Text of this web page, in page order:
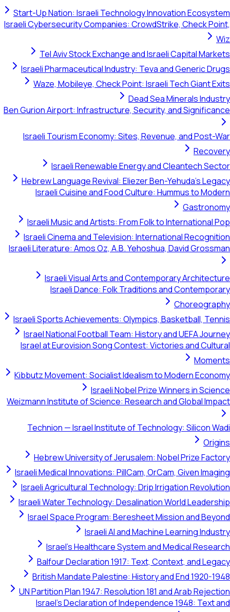
Start-Up Nation: Israeli Technology Innovation
Israeli Cybersecurity Companies: CrowdStrike, Check
Tel Aviv Stock Exchange and Israeli Capital
Israeli Pharmaceutical Industry: Teva and Generic
Waze, Mobileye, Check Point: Israeli Tech Giant
Dead Sea Minerals
Ben Gurion Airport: Infrastructure, Security, and
Israeli Tourism Economy: Sites, Revenue, and Post-
Israeli Renewable Energy and Cleantech
Hebrew Language Revival: Eliezer Ben-Yehuda's
Israeli Cuisine and Food Culture: Hummus to
Israeli Music and Artists: From Folk to International
Israeli Cinema and Television: International
Israeli Literature: Amos Oz, A.B. Yehoshua, David
Israeli Visual Arts and Contemporary
Israeli Dance: Folk Traditions and
Israeli Sports Achievements: Olympics, Basketball,
Israel National Football Team: History and UEFA
Israel at Eurovision Song Contest: Victories and
Kibbutz Movement: Socialist Idealism to Modern
Israeli Nobel Prize Winners in
Weizmann Institute of Science: Research and Global
Technion — Israel Institute of Technology: Silicon
Hebrew University of Jerusalem: Nobel Prize
Israeli Medical Innovations: PillCam, OrCam, Given
Israeli Agricultural Technology: Drip Irrigation
Israeli Water Technology: Desalination World
Israel Space Program: Beresheet Mission and
Israeli AI and Machine Learning
Israel's Healthcare System and Medical
Balfour Declaration 1917: Text, Context, and
British Mandate Palestine: History and End 1920-
UN Partition Plan 1947: Resolution 181 and Arab
Israel's Declaration of Independence 1948: Text